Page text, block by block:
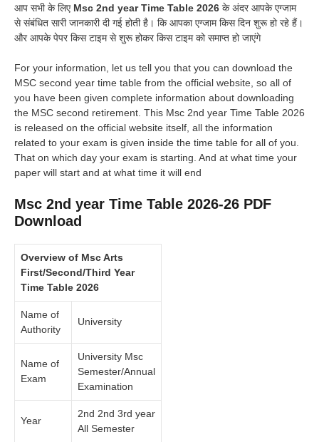
आप सभी के लिए Msc 2nd year Time Table 2026 के अंदर आपके एग्जाम
से संबंधित सारी जानकारी दी गई होती है । कि आपका एग्जाम किस दिन शुरू हो रहे हैं।
और आपके पेपर किस टाइम से शुरू होकर किस टाइम को समाप्त हो जाएंगे
For your information, let us tell you that you can download the
MSC second year time table from the official website, so all of
you have been given complete information about downloading
the MSC second retirement. This Msc 2nd year Time Table 2026
is released on the official website itself, all the information
related to your exam is given inside the time table for all of you.
That on which day your exam is starting. And at what time your
paper will start and at what time it will end
Msc 2nd year Time Table 2026-26 PDF
Download
Overview of Msc Arts
First/Second/Third Year
Time Table 2026
Name of
Authority
University
Name of
Exam
University Msc
Semester/Annual
Examination
Year
2nd 2nd 3rd year
All Semester